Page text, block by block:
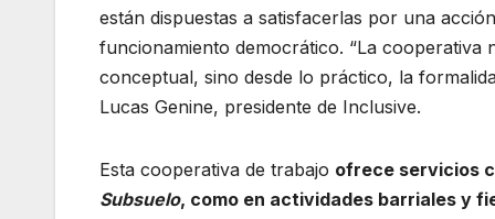
están dispuestas a satisfacerlas por una
funcionamiento democrático. “La cooperativa
conceptual, sino desde lo práctico, la
Lucas Genine, presidente de Inclusive.
Esta cooperativa de trabajo ofrece servicios
Subsuelo, como en actividades barriales y